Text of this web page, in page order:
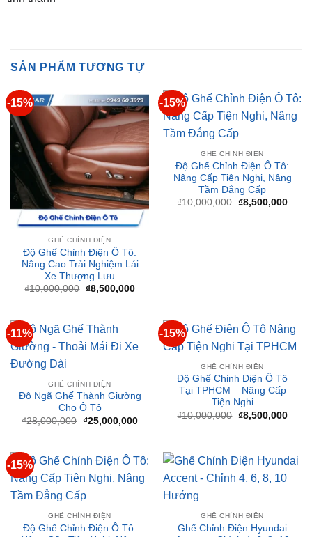
-15%
GHẾ CHỈNH ĐIỆN
Độ Ghế Chỉnh Điện Ô Tô:
Nâng Cao Trải Nghiệm Lái
Xe Thượng Lưu
₫10,000,000 Giá
gốc
là:
₫10,000,000.
₫8,500,000Giá
hiện
tại
₫8,500,000.
GHẾ CHỈNH ĐIỆN
Độ Ghế Chỉnh Điện Ô Tô:
Nâng Cấp Tiện Nghi, Nâng
Tầm Đẳng Cấp
₫10,000,000 Giá
gốc
là:
₫10,000,000.
₫8,500,000Giá
hiện
tại
GHẾ CHỈNH ĐIỆN
Độ Ngã Ghế Thành Giường
28,000,000 Giá
gốc
là:
₫28,000,000.
₫25,000,000
hiện
tại
₫25,000,000.
GHẾ CHỈNH ĐIỆN
Độ Ghế Chỉnh Điện Ô Tô
Tại TPHCM – Nâng Cấp
Tiện Nghi
₫10,000,000 Giá
gốc
là:
₫10,000,000.
₫8,500,000Giá
GHẾ CHỈNH ĐIỆN
Độ Ghế Chỉnh Điện Ô Tô:
Nâng Cấp Tiện Nghi, Nâng
Tầm Đẳng Cấp
₫10,000,000 Giá
₫8,500,000Giá
GHẾ CHỈNH ĐIỆN
Ghế Chỉnh Điện Hyundai
Accent – Chỉnh 4, 6, 8, 10
Hướng
₫7,000,000